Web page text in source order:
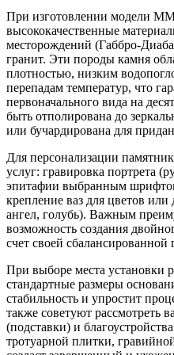
При изготовлении модели
высококачественные
месторождений (Габбро-
гранит. Эти породы камня
плотностью, низким
перепадам температур, что
первоначального вида на
быть отполирована до
или бучардирована для
Для персонализации
услуг: гравировка портрета
эпитафии выбранным
крепление ваз для цветов или
ангел, голубь). Важным
возможность создания
счет своей сбалансированной
При выборе места установки
стандартные размеры
стабильность и упростит
также советуют рассмотреть
(подставки) и
тротуарной плитки,